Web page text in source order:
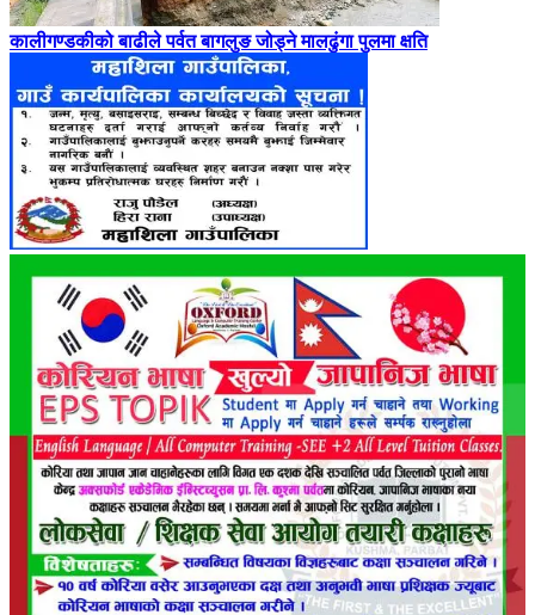
कालीगण्डकीको बाढीले पर्वत बागलुङ जोड्ने मालढुंगा पुलमा क्षति